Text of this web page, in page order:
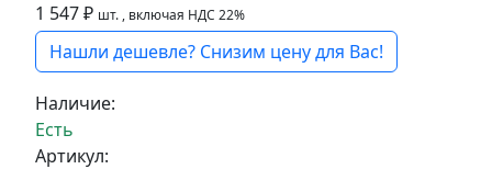
1 547 ₽ шт. , включая НДС 22%
Нашли дешевле? Снизим цену для Вас!
Наличие:
Есть
Артикул: